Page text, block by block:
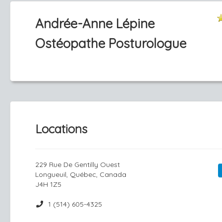
Andrée-Anne Lépine
Ostéopathe Posturologue
Locations
229 Rue De Gentilly Ouest
Longueuil, Québec, Canada
J4H 1Z5
1 (514) 605-4325